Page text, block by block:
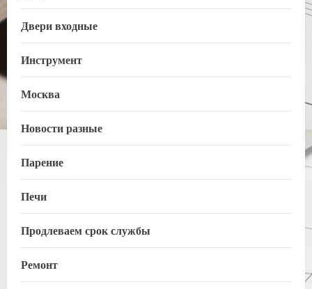
Двери входные
Инструмент
Москва
Новости разные
Парение
Печи
Продлеваем срок службы
Ремонт